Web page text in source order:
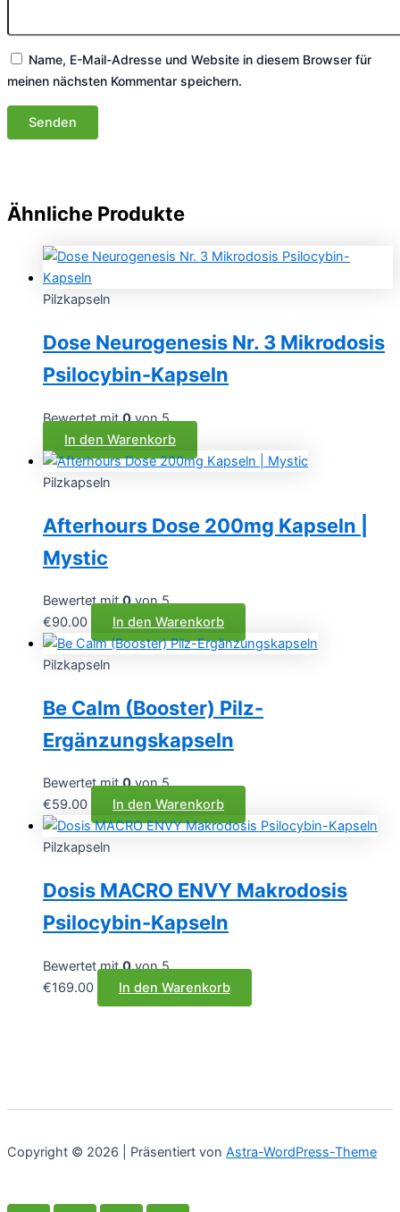
Name, E-Mail-Adresse und Website in diesem Browser für
meinen nächsten Kommentar speichern.
Ähnliche Produkte
Pilzkapseln
Dose Neurogenesis Nr. 3 Mikrodosis
Psilocybin-Kapseln
Bewertet mit0von 5
In den Warenkorb
Pilzkapseln
Afterhours Dose 200mg Kapseln |
Mystic
Bewertet mit0von 5
€90.00 In den Warenkorb
Pilzkapseln
Be Calm (Booster) Pilz-
Ergänzungskapseln
Bewertet mit0von 5
€59.00 In den Warenkorb
Pilzkapseln
Dosis MACRO ENVY Makrodosis
Psilocybin-Kapseln
Bewertet mit0von 5
€169.00 In den Warenkorb
Copyright © 2026 | Präsentiert von Astra-WordPress-Theme